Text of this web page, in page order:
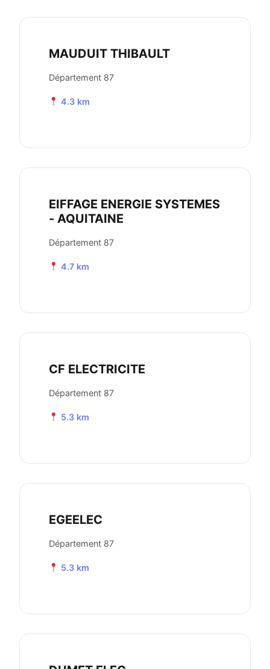
MAUDUIT THIBAULT
Département 87
4.3 km
EIFFAGE ENERGIE SYSTEMES
- AQUITAINE
Département 87
4.7 km
CF ELECTRICITE
Département 87
5.3 km
EGEELEC
Département 87
5.3 km